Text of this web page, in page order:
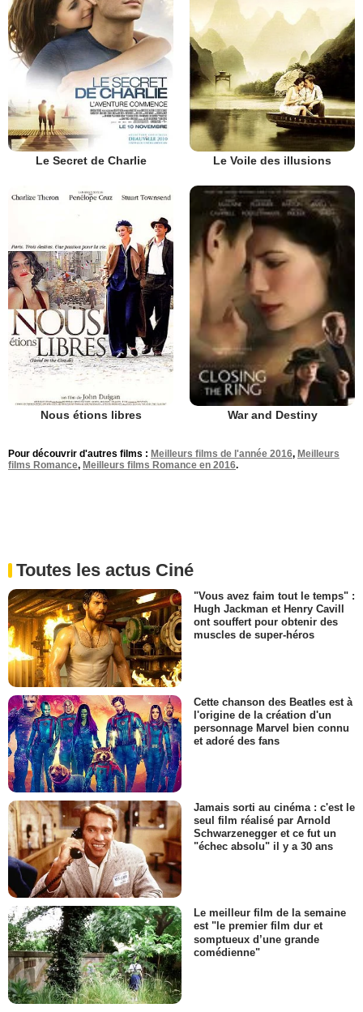
Le Secret de Charlie Le Voile des illusions
Nous étions libres War and Destiny
Pour découvrir d'autres films : Meilleurs films de l'année 2016, Meilleurs
films Romance, Meilleurs films Romance en 2016.
Toutes les actus Ciné
"Vous avez faim tout le temps" :
Hugh Jackman et Henry Cavill
ont souffert pour obtenir des
muscles de super-héros
Cette chanson des Beatles est à
l'origine de la création d'un
personnage Marvel bien connu
et adoré des fans
Jamais sorti au cinéma : c'est le
seul film réalisé par Arnold
Schwarzenegger et ce fut un
"échec absolu" il y a 30 ans
Le meilleur film de la semaine
est "le premier film dur et
somptueux d’une grande
comédienne"